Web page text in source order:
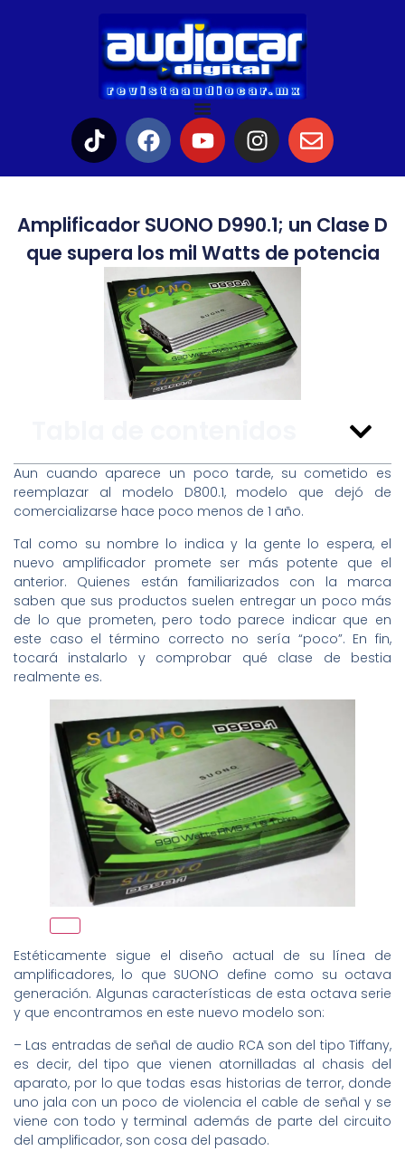
Amplificador SUONO D990.1; un Clase D
que supera los mil Watts de potencia
Aun cuando aparece un poco tarde, su cometido es
reemplazar al modelo D800.1, modelo que dejó de
comercializarse hace poco menos de 1 año.
Tal como su nombre lo indica y la gente lo espera, el
nuevo amplificador promete ser más potente que el
anterior. Quienes están familiarizados con la marca
saben que sus productos suelen entregar un poco más
de lo que prometen, pero todo parece indicar que en
este caso el término correcto no sería “poco”. En fin,
tocará instalarlo y comprobar qué clase de bestia
realmente es.
Estéticamente sigue el diseño actual de su línea de
amplificadores, lo que SUONO define como su octava
generación. Algunas características de esta octava serie
y que encontramos en este nuevo modelo son:
– Las entradas de señal de audio RCA son del tipo Tiffany,
es decir, del tipo que vienen atornilladas al chasis del
aparato, por lo que todas esas historias de terror, donde
uno jala con un poco de violencia el cable de señal y se
viene con todo y terminal además de parte del circuito
del amplificador, son cosa del pasado.